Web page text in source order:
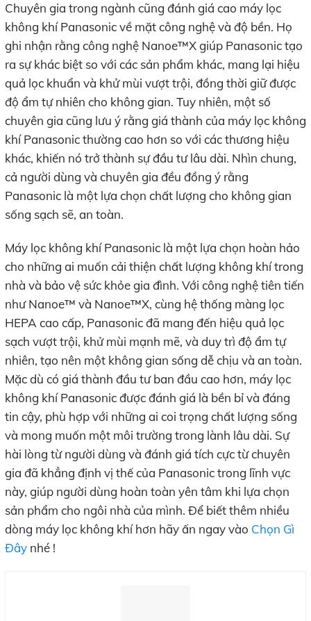
Chuyên gia trong ngành cũng đánh giá cao máy lọc
không khí Panasonic về mặt công nghệ và độ bền. Họ
ghi nhận rằng công nghệ Nanoe™X giúp Panasonic tạo
ra sự khác biệt so với các sản phẩm khác, mang lại hiệu
quả lọc khuẩn và khử mùi vượt trội, đồng thời giữ được
độ ẩm tự nhiên cho không gian. Tuy nhiên, một số
chuyên gia cũng lưu ý rằng giá thành của máy lọc không
khí Panasonic thường cao hơn so với các thương hiệu
khác, khiến nó trở thành sự đầu tư lâu dài. Nhìn chung,
cả người dùng và chuyên gia đều đồng ý rằng
Panasonic là một lựa chọn chất lượng cho không gian
sống sạch sẽ, an toàn.
Máy lọc không khí Panasonic là một lựa chọn hoàn hảo
cho những ai muốn cải thiện chất lượng không khí trong
nhà và bảo vệ sức khỏe gia đình. Với công nghệ tiên tiến
như Nanoe™ và Nanoe™X, cùng hệ thống màng lọc
HEPA cao cấp, Panasonic đã mang đến hiệu quả lọc
sạch vượt trội, khử mùi mạnh mẽ, và duy trì độ ẩm tự
nhiên, tạo nên một không gian sống dễ chịu và an toàn.
Mặc dù có giá thành đầu tư ban đầu cao hơn, máy lọc
không khí Panasonic được đánh giá là bền bỉ và đáng
tin cậy, phù hợp với những ai coi trọng chất lượng sống
và mong muốn một môi trường trong lành lâu dài. Sự
hài lòng từ người dùng và đánh giá tích cực từ chuyên
gia đã khẳng định vị thế của Panasonic trong lĩnh vực
này, giúp người dùng hoàn toàn yên tâm khi lựa chọn
sản phẩm cho ngôi nhà của mình. Để biết thêm nhiều
dòng máy lọc không khí hơn hãy ấn ngay vào Chọn Gì
Đây nhé !